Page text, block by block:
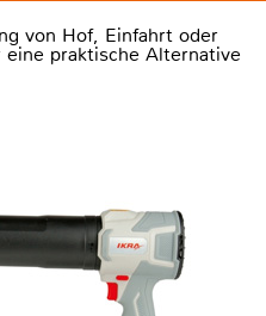
von Hof, Einfahrt oder
eine praktische Alternative